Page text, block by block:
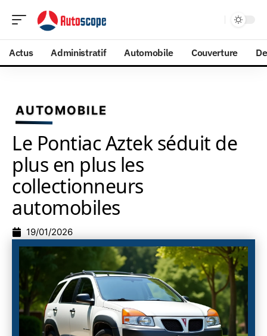
Actus Administratif Automobile Couverture
AUTOMOBILE
Le Pontiac Aztek séduit de
plus en plus les
collectionneurs
automobiles
19/01/2026